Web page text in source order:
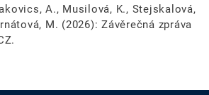
A., Musilová, K., Stejskalová,
M. (2026): Závěrečná zpráva